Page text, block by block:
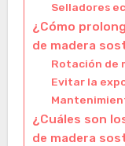
Selladores
¿Cómo
de madera
Rotación de
Evitar la
¿Cuáles son
de madera